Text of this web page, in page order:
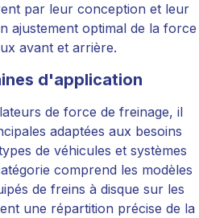
par leur conception et leur
ajustement optimal de la force
avant et arrière.
d'application
de force de freinage, il
adaptées aux besoins
de véhicules et systèmes
comprend les modèles
de freins à disque sur les
une répartition précise de la